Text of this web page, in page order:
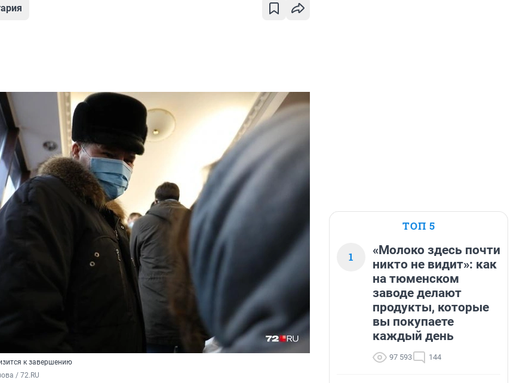
к завершению
/ 72.RU
ТОП 5
1
«Молоко здесь почти
никто не видит»: как
на тюменском
заводе делают
продукты, которые
вы покупаете
каждый день
97 593 144